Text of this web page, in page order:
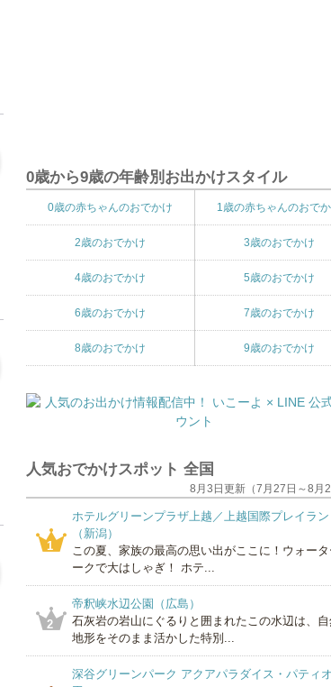
0歳から9歳の年齢別お出かけスタイル
0歳の赤ちゃんのおでかけ 1歳の赤ちゃんのおで
2歳のおでかけ 3歳のおでかけ
4歳のおでかけ 5歳のおでかけ
6歳のおでかけ 7歳のおでかけ
8歳のおでかけ 9歳のおでかけ
人気おでかけスポット 全国
8月3日更新（7月27日～8月2
1
ホテルグリーンプラザ上越／上越国際プレイラン
（新潟）
この夏、家族の最高の思い出がここに！ウォー
ークで大はしゃぎ！ ホテ...
2
帝釈峡水辺公園（広島）
石灰岩の岩山にぐるりと囲まれたこの水辺は、
地形をそのまま活かした特別...
深谷グリーンパーク アクアパラダイス・パティ